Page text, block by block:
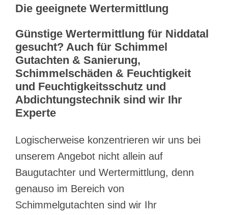
Die geeignete Wertermittlung
Günstige Wertermittlung für Niddatal
gesucht? Auch für Schimmel
Gutachten & Sanierung,
Schimmelschäden & Feuchtigkeit
und Feuchtigkeitsschutz und
Abdichtungstechnik sind wir Ihr
Experte
Logischerweise konzentrieren wir uns bei
unserem Angebot nicht allein auf
Baugutachter und Wertermittlung, denn
genauso im Bereich von
Schimmelgutachten sind wir Ihr